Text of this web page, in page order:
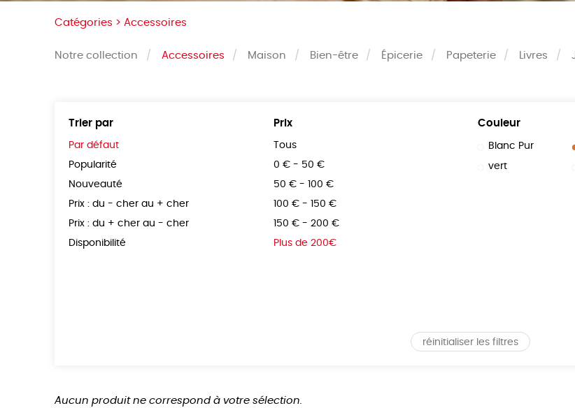
Catégories >Accessoires
Notre collection Accessoires Maison Bien-être Épicerie Papeterie Livres
Trier par
Par défaut
Popularité
Nouveauté
Prix : du - cher au + cher
Prix : du + cher au - cher
Disponibilité
Prix
Tous
0 € - 50 €
50 € - 100 €
100 € - 150 €
150 € - 200 €
Plus de 200€
Couleur
Blanc Pur
vert
réinitialiser les filtres
Aucun produit ne correspond à votre sélection.